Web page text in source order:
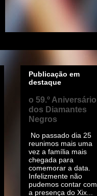
Publicação em
destaque
o 59.º Aniversário
dos Diamantes
Negros
No passado dia 25
reunimos mais uma
vez a família mais
chegada para
comemorar a data.
Infelizmente não
pudemos contar com
a presença do Xix...